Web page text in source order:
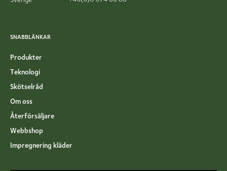
SNABBLÄNKAR
Produkter
Teknologi
Skötselråd
Om oss
Återförsäljare
Webbshop
Impregnering kläder